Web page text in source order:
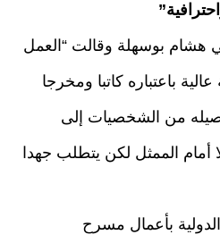
هشام بوسهلة وقالت “العمل
باعتباره كاتبا ومخرجا
من الشخصيات إلى
أمام الممثل لكن يتطلب جهدا
بأعمال مسرح